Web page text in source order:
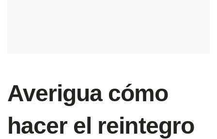
Averigua cómo
hacer el reintegro